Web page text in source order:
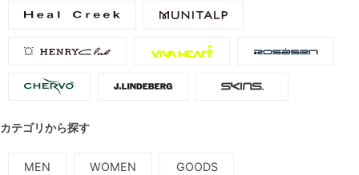
カテゴリから探す
MEN WOMEN GOODS